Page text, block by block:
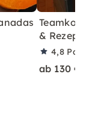
&
4,8
ab 130 €